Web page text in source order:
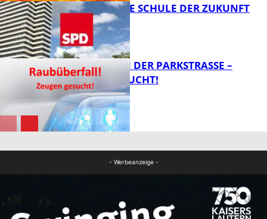
FB News
WIE SIEHT DIE SCHULE DER ZUKUNFT
AUS?
ÜBERFALL IN DER PARKSTRASSE – Z
EUGEN GESUCHT!
- Werbeanzeige -